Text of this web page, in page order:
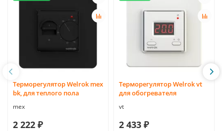
Терморегулятор Welrok mex
bk, для теплого пола
mex
2 222 ₽
Терморегулятор Welrok vt
для обогревателя
vt
2 433 ₽